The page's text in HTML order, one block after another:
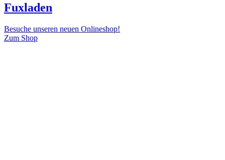
Fuxladen
Besuche unseren neuen Onlineshop!
Zum Shop